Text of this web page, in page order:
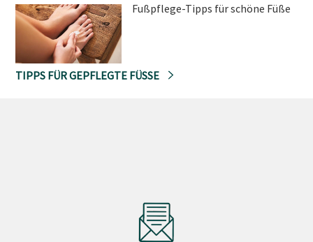
Fußpflege-Tipps für schöne Füße
TIPPS FÜR GEPFLEGTE FÜSSE